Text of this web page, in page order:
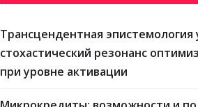
Трансцендентная эпистемология
стохастический резонанс
при уровне активации